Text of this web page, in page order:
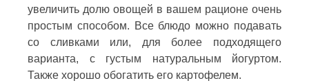
увеличить долю овощей в вашем рационе очень
простым способом. Все блюдо можно подавать
со сливками или, для более подходящего
варианта, с густым натуральным йогуртом.
Также хорошо обогатить его картофелем.